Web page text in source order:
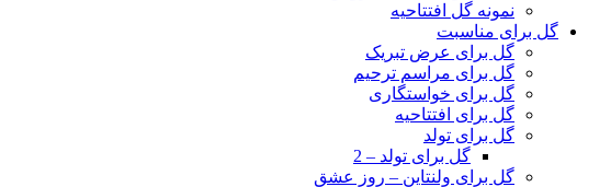
نمونه گل افتتاحیه
گل برای مناسبت
گل برای عرض تبریک
گل برای مراسم ترحیم
گل برای خواستگاری
گل برای افتتاحیه
گل برای تولد
گل برای تولد – 2
گل برای ولنتاین – روز عشق